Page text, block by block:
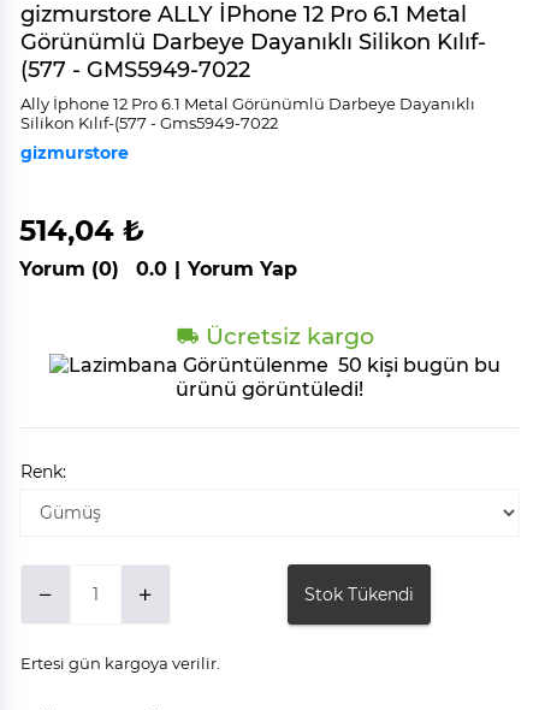
gizmurstore ALLY İPhone 12 Pro 6.1 Metal
Görünümlü Darbeye Dayanıklı Silikon Kılıf-
(577 - GMS5949-7022
Ally İphone 12 Pro 6.1 Metal Görünümlü Darbeye Dayanıklı
Si̇li̇kon Kılıf-(577 - Gms5949-7022
gizmurstore
514,04 ₺
Yorum (0) 0.0 | Yorum Yap
Ücretsiz kargo
50 kişi bugün bu
ürünü görüntüledi!
Renk:
Stok Tükendi
Ertesi gün kargoya verilir.